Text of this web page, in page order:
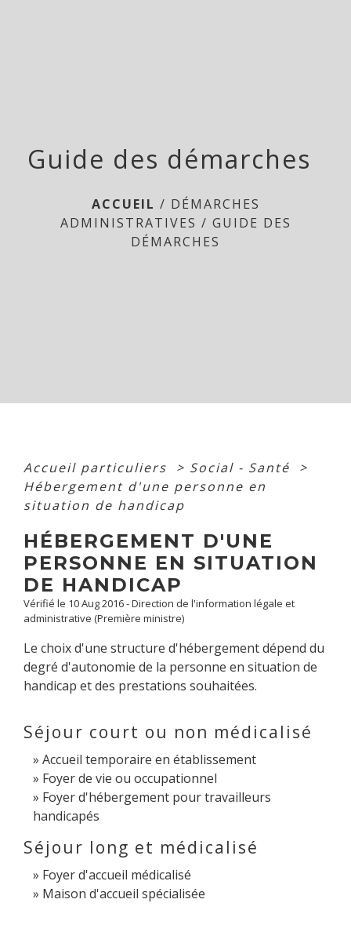
Guide des démarches
ACCUEIL / DÉMARCHES
ADMINISTRATIVES / GUIDE DES
DÉMARCHES
Accueil particuliers > Social - Santé
>
Hébergement d'une personne en
situation de handicap
HÉBERGEMENT D'UNE
PERSONNE EN SITUATION
DE HANDICAP
Vérifié le 10 Aug 2016 - Direction de l'information légale et
administrative (Première ministre)
Le choix d'une structure d'hébergement dépend du
degré d'autonomie de la personne en situation de
handicap et des prestations souhaitées.
Séjour court ou non médicalisé
Accueil temporaire en établissement
Foyer de vie ou occupationnel
Foyer d'hébergement pour travailleurs
handicapés
Séjour long et médicalisé
Foyer d'accueil médicalisé
Maison d'accueil spécialisée